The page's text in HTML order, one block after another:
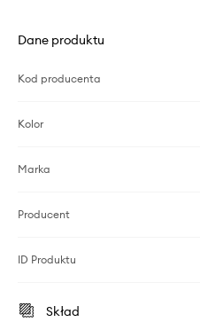
Dane produktu
Kod producenta
Kolor
Marka
Producent
ID Produktu
Skład